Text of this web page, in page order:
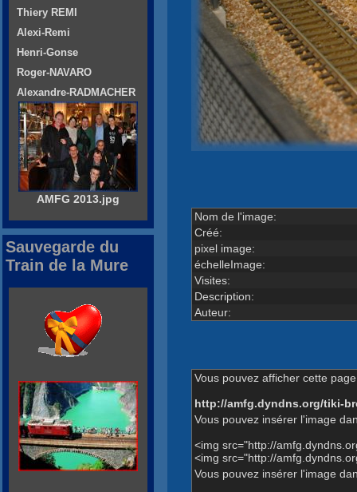
Nom de l'image:
Créé:
pixel image:
échelleImage:
Visites:
Description:
Auteur:
Vous pouvez afficher cette
http://amfg.dyndns.org/tiki-
Vous pouvez insérer l'image
<img src="http://
<img src="http://
Vous pouvez insérer l'image
Thiery REMI
Alexi-Remi
Henri-Gonse
Roger-NAVARO
Alexandre-RADMACHER
AMFG 2013.jpg
Sauvegarde du
Train de la Mure